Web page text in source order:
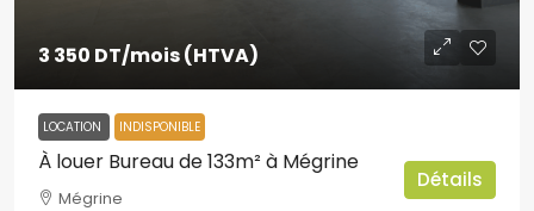
3 350 DT/mois (HTVA)
LOCATION INDISPONIBLE
À louer Bureau de 133m² à Mégrine
Mégrine
Détails